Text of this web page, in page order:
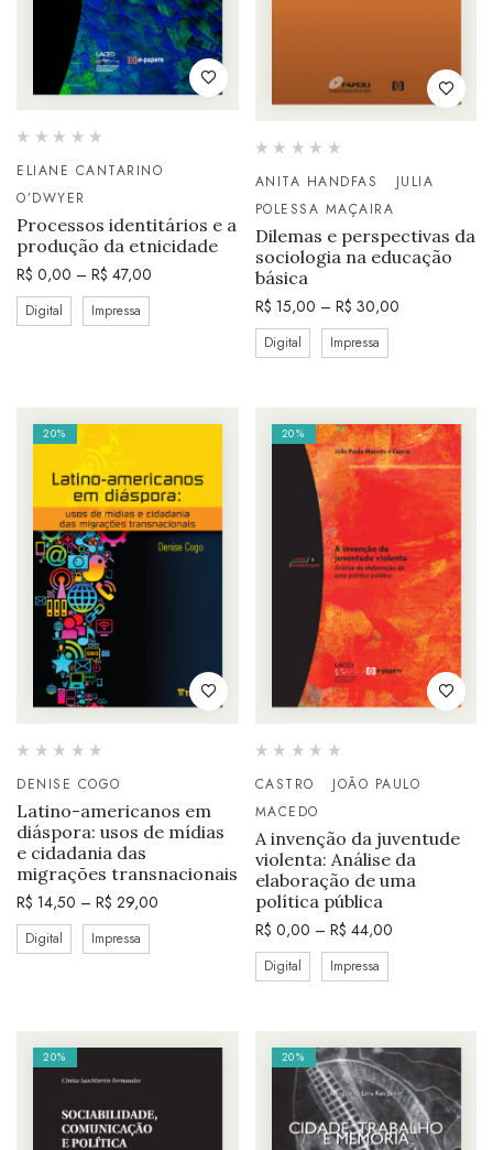
ELIANE CANTARINO
O’DWYER
Processos identitários e a
produção da etnicidade
R$ 0,00 – R$ 47,00
Digital Impressa
ANITA HANDFAS
JULIA
POLESSA MAÇAIRA
Dilemas e perspectivas da
sociologia na educação
básica
R$ 15,00 – R$ 30,00
Digital Impressa
20%
DENISE COGO
Latino-americanos em
diáspora: usos de mídias
e cidadania das
migrações transnacionais
R$ 14,50 – R$ 29,00
Digital Impressa
20%
CASTRO
JOÃO PAULO
MACEDO
A invenção da juventude
violenta: Análise da
elaboração de uma
política pública
R$ 0,00 – R$ 44,00
Digital Impressa
20% 20%